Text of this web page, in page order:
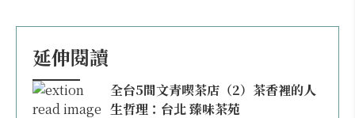
延伸閱讀
全台5間文青喫茶店（2）茶香裡的人
生哲理：台北 臻味茶苑